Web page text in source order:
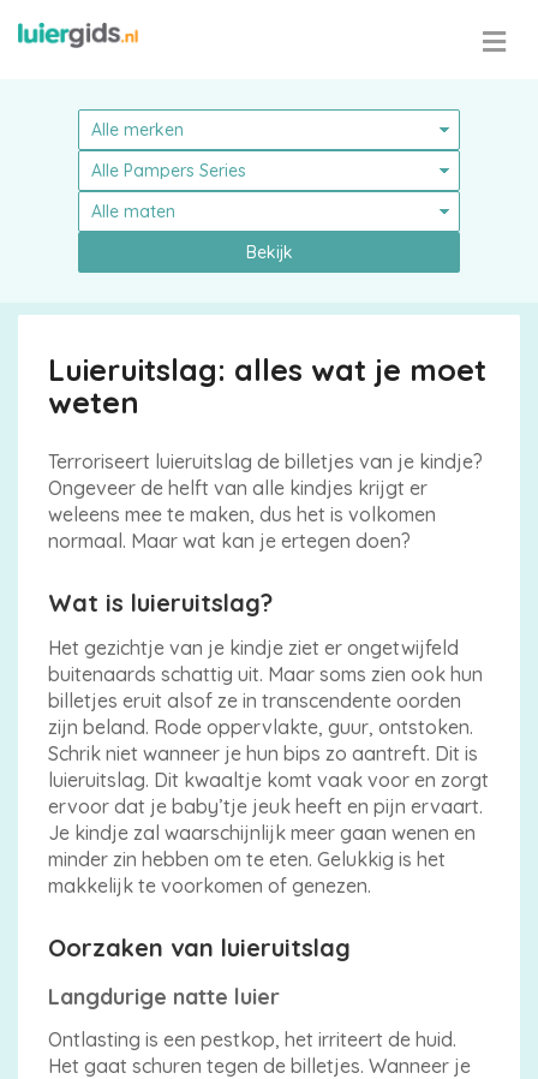
Pampers
Alle
luiers
Luierbroekjes
Bekijk
Luieruitslag: alles wat je moet
weten
Terroriseert luieruitslag de billetjes van je kindje?
Ongeveer de helft van alle kindjes krijgt er
weleens mee te maken, dus het is volkomen
normaal. Maar wat kan je ertegen doen?
Wat is luieruitslag?
Het gezichtje van je kindje ziet er ongetwijfeld
buitenaards schattig uit. Maar soms zien ook hun
billetjes eruit alsof ze in transcendente oorden
zijn beland. Rode oppervlakte, guur, ontstoken.
Schrik niet wanneer je hun bips zo aantreft. Dit is
luieruitslag. Dit kwaaltje komt vaak voor en zorgt
ervoor dat je baby’tje jeuk heeft en pijn ervaart.
Je kindje zal waarschijnlijk meer gaan wenen en
minder zin hebben om te eten. Gelukkig is het
makkelijk te voorkomen of genezen.
Oorzaken van luieruitslag
Langdurige natte luier
Ontlasting is een pestkop, het irriteert de huid.
Het gaat schuren tegen de billetjes. Wanneer je